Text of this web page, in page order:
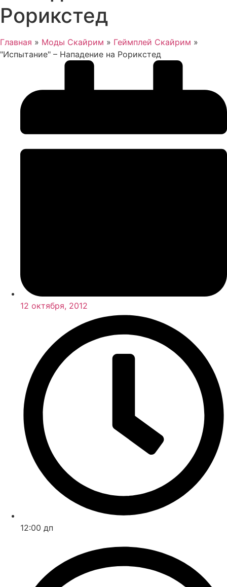
Рорикстед
Главная » Моды Скайрим » Геймплей Скайрим »
"Испытание" – Нападение на Рорикстед
12 октября, 2012
12:00 дп